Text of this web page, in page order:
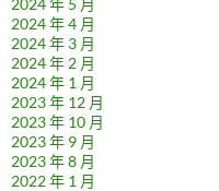
2024 年 5 月
2024 年 4 月
2024 年 3 月
2024 年 2 月
2024 年 1 月
2023 年 12 月
2023 年 10 月
2023 年 9 月
2023 年 8 月
2022 年 1 月